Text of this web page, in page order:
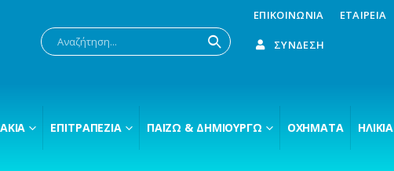
ΕΠΙΚΟΙΝΩΝΊΑ ΕΤΑΙΡΕΊΑ
ΣΎΝΔΕΣΗ
ΕΠΙΤΡΑΠΈΖΙΑ ΠΑΊΖΩ & ΔΗΜΙΟΥΡΓΏ ΟΧΉΜΑΤΑ ΗΛΙΚΊΑ